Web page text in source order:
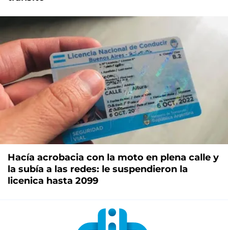
Hacía acrobacia con la moto en plena calle y
la subía a las redes: le suspendieron la
licenica hasta 2099